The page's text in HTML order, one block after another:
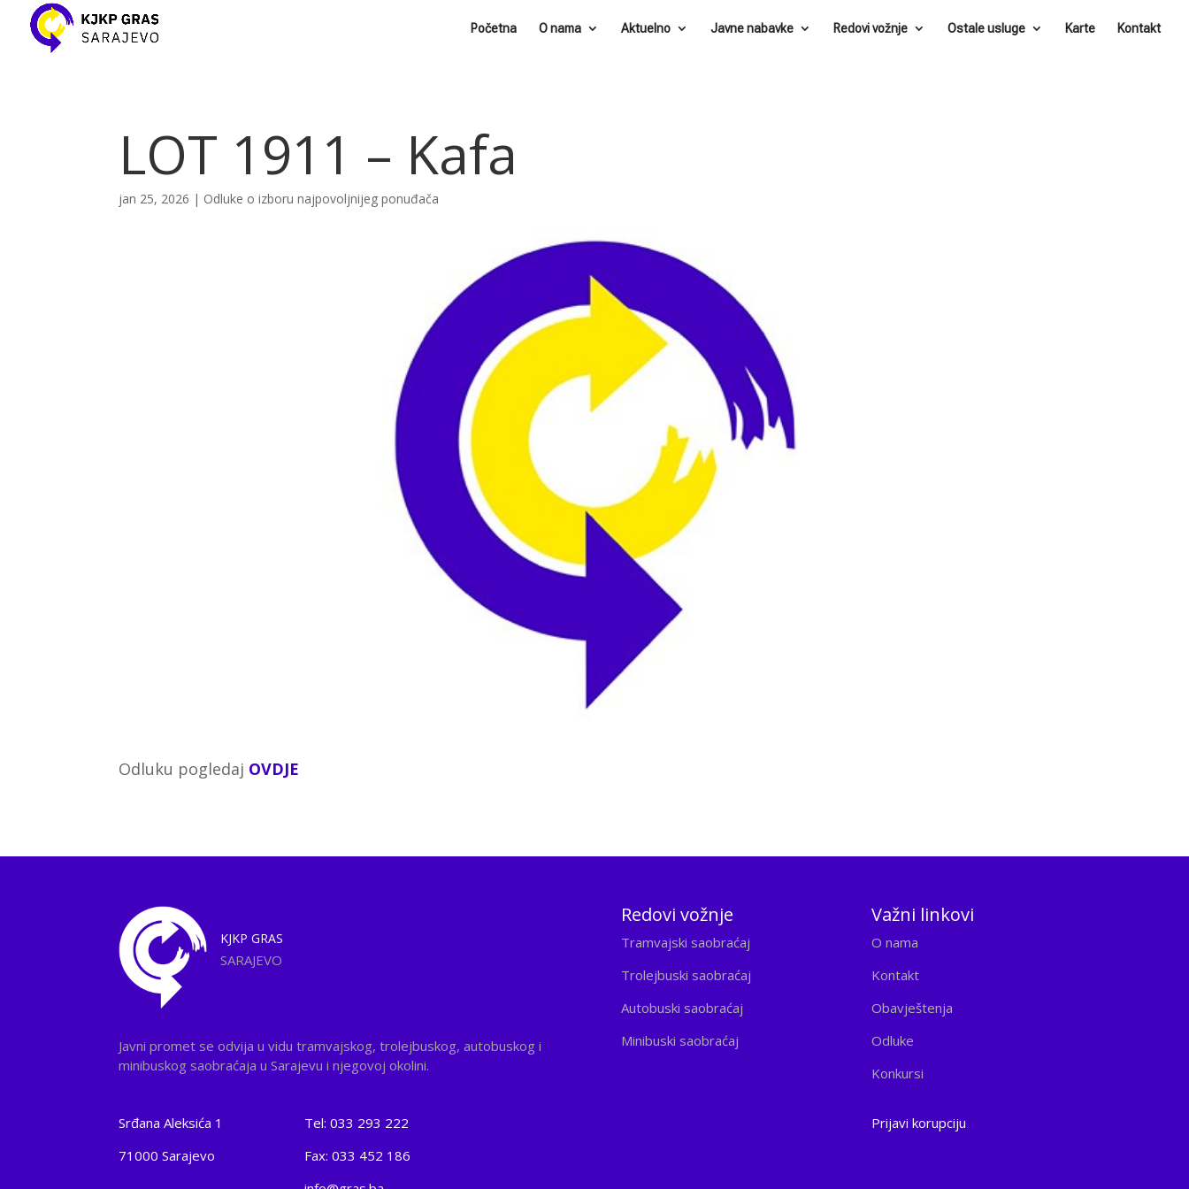
Početna O nama Aktuelno Javne nabavke Redovi vožnje Ostale usluge Karte Kontakt
LOT 1911 – Kafa
jan 25, 2026 | Odluke o izboru najpovoljnijeg ponuđača
Odluku pogledaj OVDJE
KJKP GRAS
SARAJEVO
Javni promet se odvija u vidu tramvajskog, trolejbuskog, autobuskog i
minibuskog saobraćaja u Sarajevu i njegovoj okolini.
Redovi vožnje
Tramvajski saobraćaj
Trolejbuski saobraćaj
Autobuski saobraćaj
Minibuski saobraćaj
Važni linkovi
O nama
Kontakt
Obavještenja
Odluke
Konkursi
Srđana Aleksića 1
71000 Sarajevo
Tel: 033 293 222
Fax: 033 452 186
Prijavi korupciju